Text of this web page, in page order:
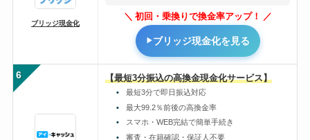
ブリッジ現金化
初回・乗換りで換金率アップ！
ブリッジ現金化を見る
6 【最短3分振込の高換金現金化サービス】
最短3分で即日振込対応
最大99.2％前後の高換金率
スマホ・WEB完結で簡単手続き
審査・在籍確認・保証人不要